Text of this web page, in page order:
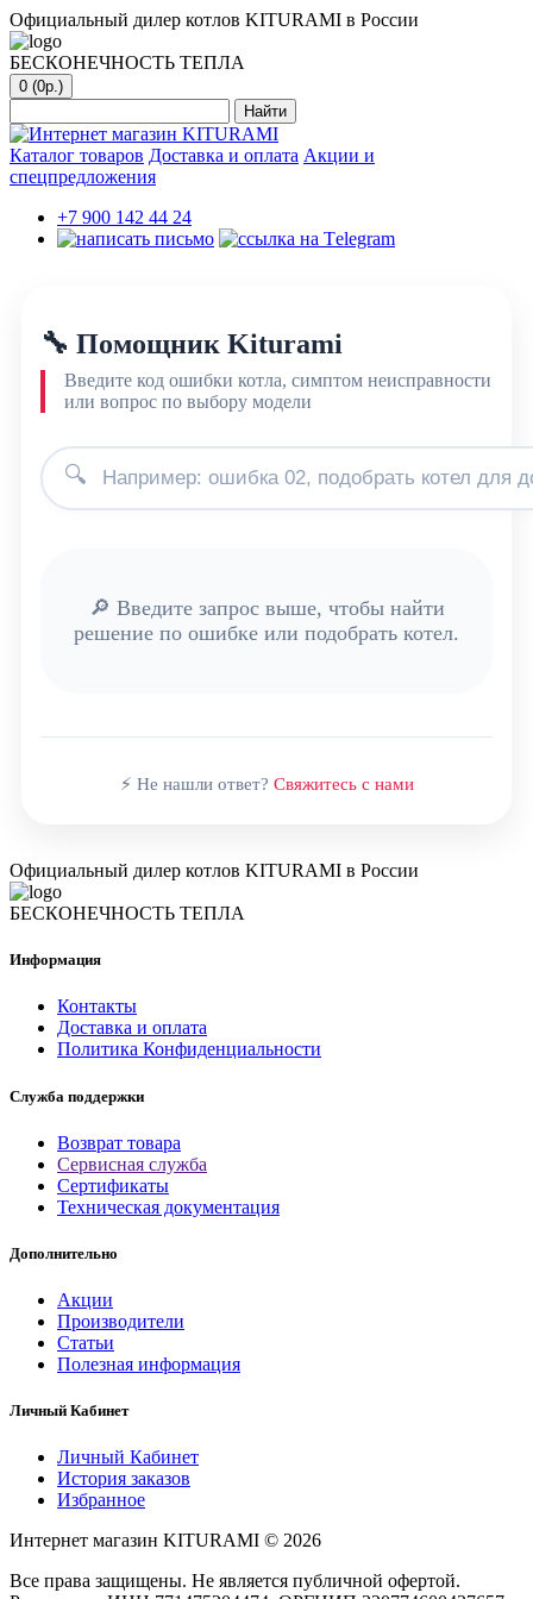
Официальный дилер котлов KITURAMI в России
БЕСКОНЕЧНОСТЬ ТЕПЛА
0 (0р.)
Найти
Каталог товаров Доставка и оплата Акции и
спецпредложения
+7 900 142 44 24
🔧 Помощник Kiturami
Введите код ошибки котла, симптом неисправности
или вопрос по выбору модели
🔍
🔎 Введите запрос выше, чтобы найти
решение по ошибке или подобрать котел.
⚡ Не нашли ответ? Свяжитесь с нами
Официальный дилер котлов KITURAMI в России
БЕСКОНЕЧНОСТЬ ТЕПЛА
Информация
Контакты
Доставка и оплата
Политика Конфиденциальности
Служба поддержки
Возврат товара
Сервисная служба
Сертификаты
Техническая документация
Дополнительно
Акции
Производители
Статьи
Полезная информация
Личный Кабинет
Личный Кабинет
История заказов
Избранное
Интернет магазин KITURAMI © 2026
Все права защищены. Не является публичной офертой.